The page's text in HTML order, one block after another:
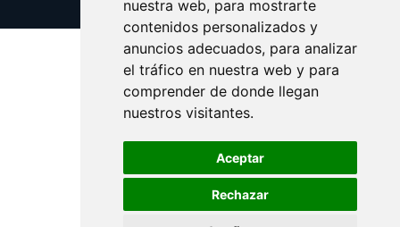
nuestra web, para mostrarte
contenidos personalizados y
anuncios adecuados, para analizar
el tráfico en nuestra web y para
comprender de donde llegan
nuestros visitantes.
Aceptar
Rechazar